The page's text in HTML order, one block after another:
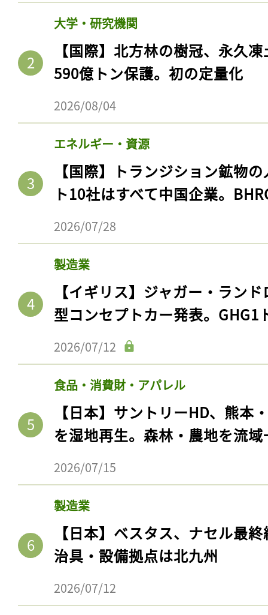
大学・研究機関
【国際】北方林の樹冠、永久
590億トン保護。初の定量化
2026/08/04
エネルギー・資源
【国際】トランジション鉱物
ト10社はすべて中国企業。
2026/07/28
製造業
【イギリス】ジャガー・ラン
型コンセプトカー発表。GHG1
2026/07/12
食品・消費財・アパレル
【日本】サントリーHD、熊本
を湿地再生。森林・農地を流
2026/07/15
製造業
【日本】ベスタス、ナセル最
治具・設備拠点は北九州
2026/07/12